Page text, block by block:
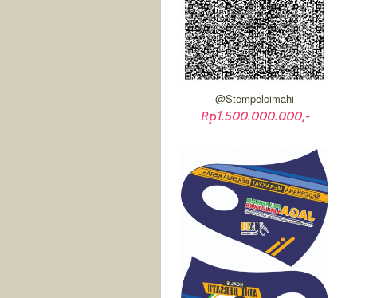
@stempelcimahi
Rp1.500.000.000,-